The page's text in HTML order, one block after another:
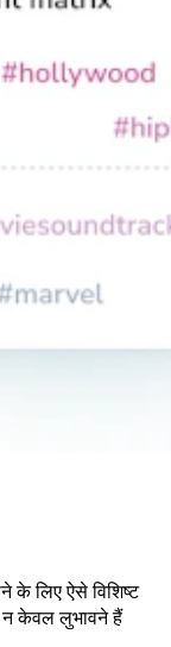
के लिए ऐसे विशिष्ट
न केवल लुभावने हैं